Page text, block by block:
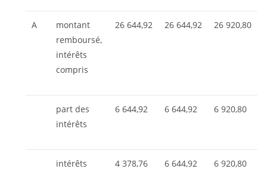
A
montant
remboursé,
intérêts
compris
26 644,92 26 644,92 26 920,80
part des
intérêts
6 644,92 6 644,92 6 920,80
intérêts
4 378,76 6 644,92 6 920,80